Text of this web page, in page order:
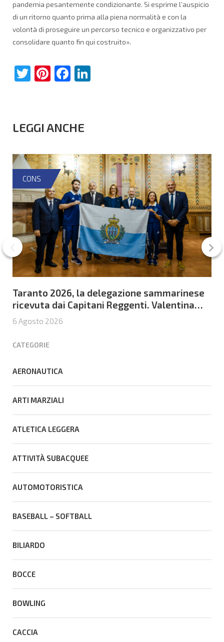
pandemia pesantemente condizionante. Si esprime l’auspicio
di un ritorno quanto prima alla piena normalità e con la
volontà di proseguire un percorso tecnico e organizzativo per
consolidare quanto fin qui costruito».
Twitter
Pinterest
Facebook
LEGGI ANCHE
CONS
Taranto 2026, la delegazione sammarinese
ricevuta dai Capitani Reggenti. Valentina
Venerucci e Jacopo Frisoni i due
portabandiera
6 Agosto 2026
CATEGORIE
AERONAUTICA
ARTI MARZIALI
ATLETICA LEGGERA
ATTIVITÀ SUBACQUEE
AUTOMOTORISTICA
BASEBALL – SOFTBALL
BILIARDO
BOCCE
BOWLING
CACCIA